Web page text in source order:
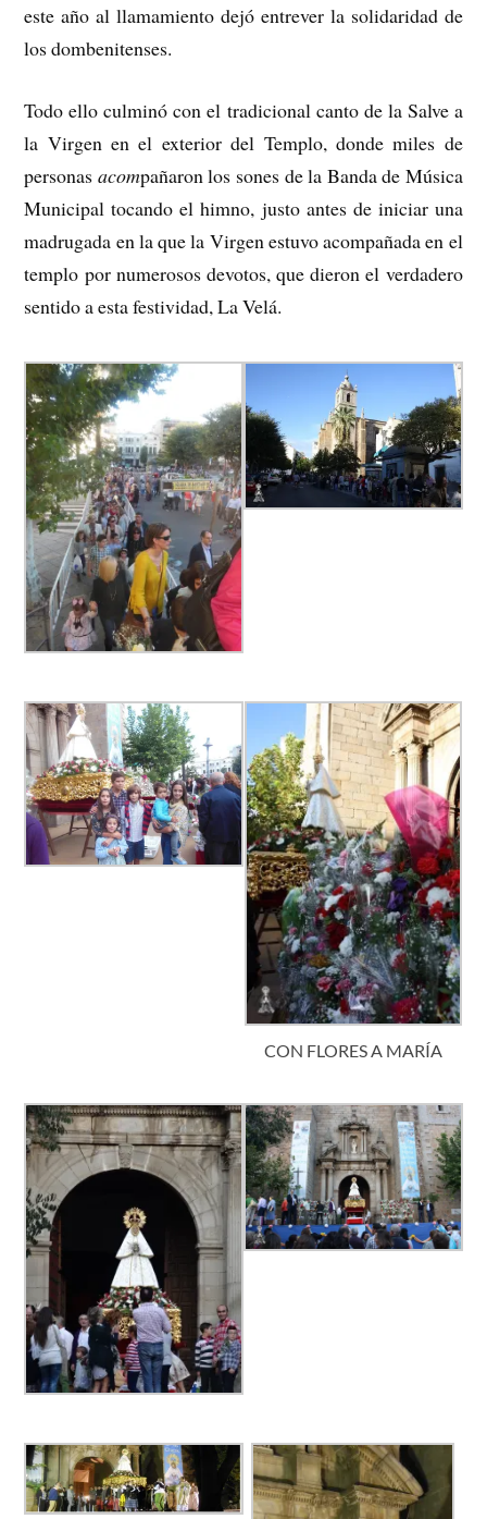
este año al llamamiento dejó entrever la solidaridad de
los dombenitenses.
Todo ello culminó con el tradicional canto de la Salve a
la Virgen en el exterior del Templo, donde miles de
personas acompañaron los sones de la Banda de Música
Municipal tocando el himno, justo antes de iniciar una
madrugada en la que la Virgen estuvo acompañada en el
templo por numerosos devotos, que dieron el verdadero
sentido a esta festividad, La Velá.
CON FLORES A MARÍA